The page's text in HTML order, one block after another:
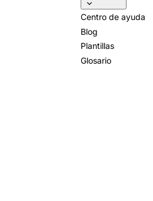
Centro de ayuda
Blog
Plantillas
Glosario